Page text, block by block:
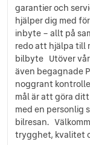
Förstahjälpen
Adaptive
El
Driver Alert
Cross Traffic
Connect SOS
Digitalradio
Apple CarPlay
garantier och
hjälper dig med
inbyte – allt på
redo att hjälpa till
bilbyte Utöver
även begagnade
noggrant
mål är att göra
med en personlig
bilresan.
trygghet, kvalitet